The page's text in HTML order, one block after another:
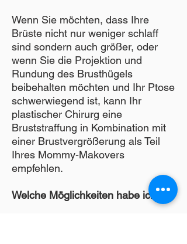
Wenn Sie möchten, dass Ihre
Brüste nicht nur weniger schlaff
sind sondern auch größer, oder
wenn Sie die Projektion und
Rundung des Brusthügels
beibehalten möchten und Ihr Ptose
schwerwiegend ist, kann Ihr
plastischer Chirurg eine
Bruststraffung in Kombination mit
einer Brustvergrößerung als Teil
Ihres Mommy-Makovers
empfehlen.
Welche Möglichkeiten habe ich?